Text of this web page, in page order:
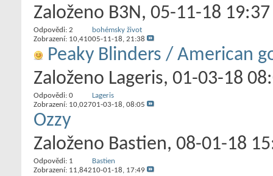
Založeno B3N‎, 05-11-18 19:37
Odpovědi: 2
Zobrazení: 10,410
bohémsky život
05-11-18, 21:38
Peaky Blinders / American
Založeno Lageris‎, 01-03-18
Odpovědi: 0
Zobrazení: 10,027
Lageris
01-03-18, 08:05
Ozzy
Založeno Bastien‎, 08-01-18
Odpovědi: 1
Zobrazení: 11,842
Bastien
10-01-18, 17:49